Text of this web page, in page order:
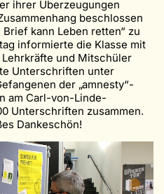
ihrer Überzeugungen
beschlossen
kann Leben retten“ zu
informierte die Klasse mit
und Mitschüler
Unterschriften unter
der „amnesty“-
am Carl-von-Linde-
Unterschriften zusammen.
Dankeschön!